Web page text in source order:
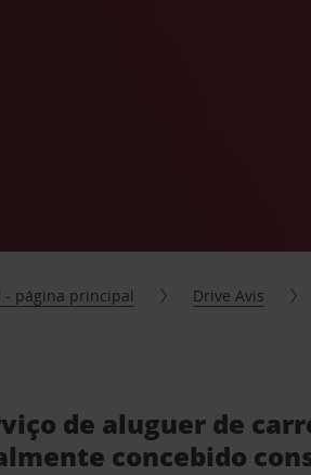
- página principal Drive Avis
de aluguer de
concebido